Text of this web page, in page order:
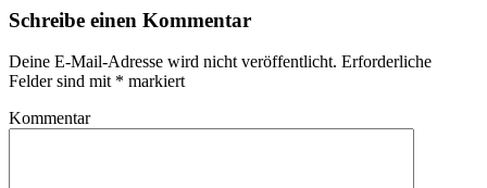
Schreibe einen Kommentar
Deine E-Mail-Adresse wird nicht veröffentlicht. Erforderliche
Felder sind mit * markiert
Kommentar